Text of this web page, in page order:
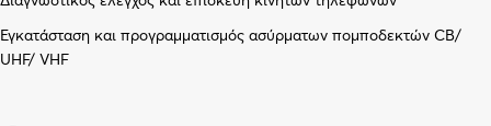
Εγκατάσταση και προγραμματισμός ασύρματων πομποδεκτών CB/
UHF/ VHF